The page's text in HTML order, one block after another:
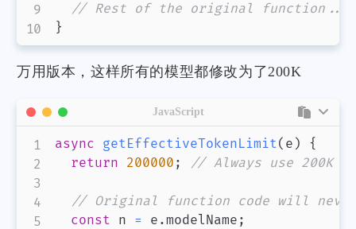
// Rest of the original function...
}
万用版本，这样所有的模型都修改为了200K
async getEffectiveTokenLimit( e )
{
return 200000 ; // Always use 200K
// Original function code will
const n = e .modelName ;
JavaScript